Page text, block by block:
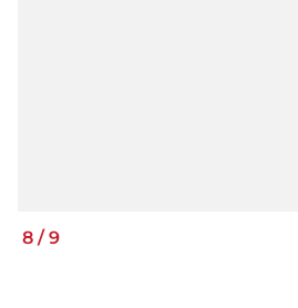
8 /9